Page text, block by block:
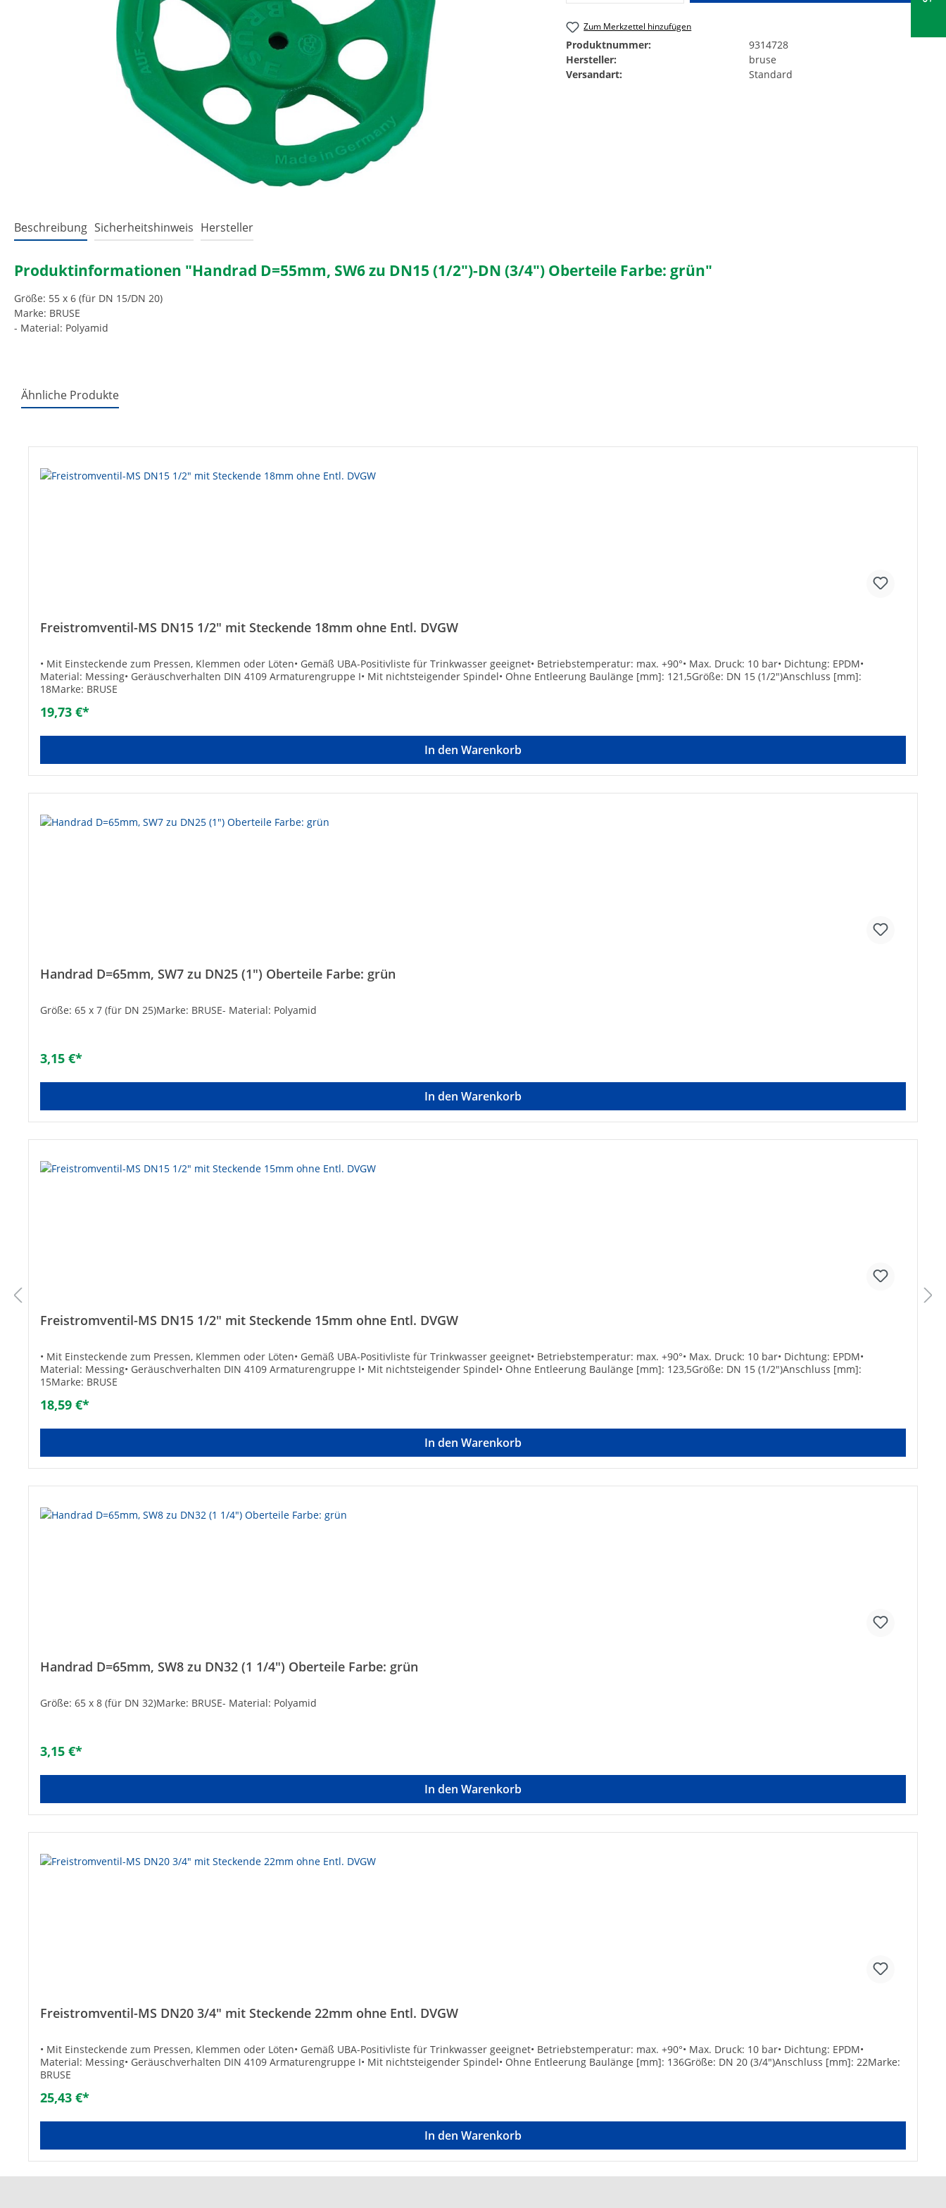
Zum Merkzettel hinzufügen
Produktnummer:
9314728
Hersteller:
bruse
Versandart:
Standard
Beschreibung Sicherheitshinweis Hersteller
Produktinformationen "Handrad D=55mm, SW6 zu DN15 (1/2")-DN (3/4") Oberteile Farbe: grün"
Größe: 55 x 6 (für DN 15/DN 20)
Marke: BRUSE
- Material: Polyamid
Ähnliche Produkte
Freistromventil-MS DN15 1/2" mit Steckende 18mm ohne Entl. DVGW
• Mit Einsteckende zum Pressen, Klemmen oder Löten• Gemäß UBA-Positivliste für Trinkwasser geeignet• Betriebstemperatur: max. +90°• Max. Druck: 10 bar• Dichtung: EPDM•
Material: Messing• Geräuschverhalten DIN 4109 Armaturengruppe I• Mit nichtsteigender Spindel• Ohne Entleerung Baulänge [mm]: 121,5Größe: DN 15 (1/2")Anschluss [mm]:
18Marke: BRUSE
19,73 €*
In den Warenkorb
Handrad D=65mm, SW7 zu DN25 (1") Oberteile Farbe: grün
Größe: 65 x 7 (für DN 25)Marke: BRUSE- Material: Polyamid
3,15 €*
In den Warenkorb
Freistromventil-MS DN15 1/2" mit Steckende 15mm ohne Entl. DVGW
• Mit Einsteckende zum Pressen, Klemmen oder Löten• Gemäß UBA-Positivliste für Trinkwasser geeignet• Betriebstemperatur: max. +90°• Max. Druck: 10 bar• Dichtung: EPDM•
Material: Messing• Geräuschverhalten DIN 4109 Armaturengruppe I• Mit nichtsteigender Spindel• Ohne Entleerung Baulänge [mm]: 123,5Größe: DN 15 (1/2")Anschluss [mm]:
15Marke: BRUSE
18,59 €*
In den Warenkorb
Handrad D=65mm, SW8 zu DN32 (1 1/4") Oberteile Farbe: grün
Größe: 65 x 8 (für DN 32)Marke: BRUSE- Material: Polyamid
3,15 €*
In den Warenkorb
Freistromventil-MS DN20 3/4" mit Steckende 22mm ohne Entl. DVGW
• Mit Einsteckende zum Pressen, Klemmen oder Löten• Gemäß UBA-Positivliste für Trinkwasser geeignet• Betriebstemperatur: max. +90°• Max. Druck: 10 bar• Dichtung: EPDM•
Material: Messing• Geräuschverhalten DIN 4109 Armaturengruppe I• Mit nichtsteigender Spindel• Ohne Entleerung Baulänge [mm]: 136Größe: DN 20 (3/4")Anschluss [mm]: 22Marke:
BRUSE
25,43 €*
In den Warenkorb